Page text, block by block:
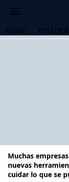
HOME POLÍTICA
Muchas
nuevas
cuidar lo que se